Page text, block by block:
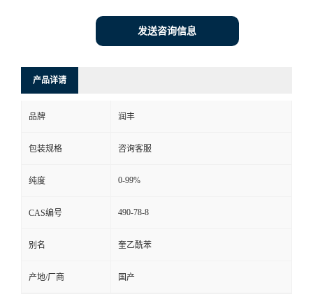
发送咨询信息
产品详请
品牌 润丰
包装规格 咨询客服
纯度 0-99%
CAS编号 490-78-8
别名 奎乙酰苯
产地/厂商 国产